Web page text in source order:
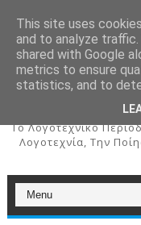
To Λογοτεχνικό
Λογοτεχνία, Την
This site uses
and to analyze traffic.
shared with Google
metrics to ensure
statistics, and to